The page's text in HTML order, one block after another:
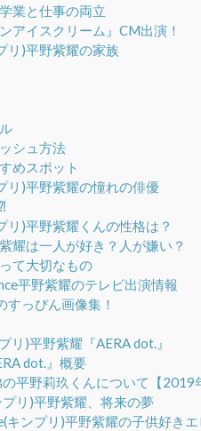
業と仕事の両立
アイスクリーム』CM出演！
リ)平野紫耀の家族
シュ方法
めスポット
リ)平野紫耀の憧れの俳優
リ)平野紫耀くんの性格は？
耀は一人が好き？人が嫌い？
て大切なもの
平野紫耀のテレビ出演情報
すっぴん画像集！
リ)平野紫耀『AERA dot.』
dot.』概要
平野莉玖くんについて【2019
リ)平野紫耀、将来の夢
キンプリ)平野紫耀の子供好きエ